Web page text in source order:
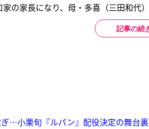
の家長になり、母・多喜（三田和代
記事の続
…小栗旬『ルパン』配役決定の舞台裏